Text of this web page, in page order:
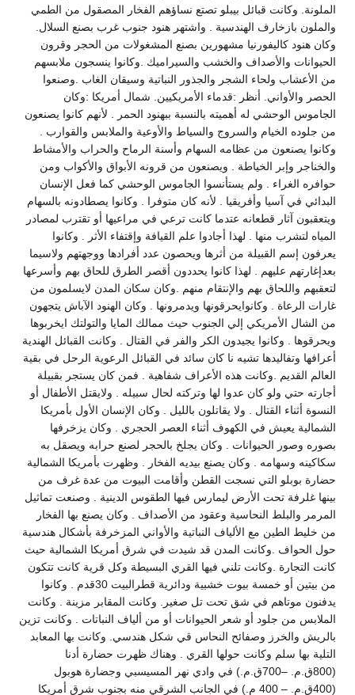
الملونة. وكانت قبائل بيبلو تصتع نساؤهم الفخار المصقول من الطمي
والملون بازخارف الهندسية . واشتهر هنود جنوب غرب بصنع السلال.
وكان هنود كاليفورنيا مشهورين بصنع المشغولات من الحجر وقرون
الحيوانات والأصداف والخشب والسيراميك .وكانوا ينسجون ملابسهم
من الأعشاب ولحاء الشجر والجذور النباتية وسيقان الغاب .وصنعوا
الحصر والأواني. أنظر :قدماء الأمريكيين. شمال أمريكا :وكان
الجاموس الوحشي له أهميته بالنسبة ببهنود الحمر . لأنهم كانوا يصنعون
من جلوده الخيام والسروج والسياط والأوعية والملابس والقوارب .
وكانوا يصنعون من عظامه السهام وأسنة الرماح والحراب والأمشاط
والخناجر وإبر الخياطة . ويصنعون من قرونه الأبواق والأكواب ومن
حوافره الغراء . ولم يستأنسوا الجاموس الوحشي كما فعل الإنسان
البدائي في آسيا وأفريقيا . لأنه كان متوفرا . وكانوا يصطادونه بالسهام
ويتعقبون آثار قطعانه عتدما كانت ترعي في مراعيها أو تقترب لمصادر
المياه لتشرب منها . لهذا أجادوا علم القيافة وإقتفاء الأثر . وكانوا
يعرفون إسم القبيلة من أثرها ويحصون عدد أفرادها ووجهتهم ولاسيما
بعدإغارتهم عليهم . لهذا كانوا يحددون أقصر الطرق للحاق بهم وأسرعها
لتعقبهم واللحاق بهم والإنتقام منهم .وكان سكان المدن لايسلمون من
غارات الرعاة . وكانوايحرقونها ويدمرونها . وكان الهنود الآباش يتجهون
من الشال الأمريكي إلي الجنوب حيث ممالك المايا والتولتك ايخربوها
ويحرقوها . وكانوا يجيدون الكر والفر في القتال . وكانت القبائل الهندية
أعرافها وتفاليدها تشيه نا كان سائد في القبائل الرعوية الرحل في بقية
العالم القديم .وكانت هذه الأعراف شفاهية . فمن كان يستجر بقبيلة
أجارته حتي ولو كان عدوا لها وتركته لحال سبيله . ولايقتل الأطفال أو
النسوة أثناء القتال . ولا يقاتلون بالليل . وكان الإنسان الأول بأمريكا
الشمالية يعيش في الكهوف أثناء العصر الحجري . وكان يزخرفها
بصوره وصور الحيوانات . وكان يجلخ بالحجر لصنع حرابه ويصقل به
سكاكينه وسهامه . وكان يصنع بيديه الفخار . وظهرت بأمريكا الشمالية
حضارة بوبلو التي نسجت القطن وأقامت البيوت من عدة غرف من
بينها غلرفة تحت الأرض ليمارس فيها الطقوس الدينية . وصنعت تماثيل
المرمر والبلط النحاسية وعقود من الأصداف . وكان يصنع بها الفخار
من خليط الطين مع الألياف النباتية والأواني المزخرفة بأشكال هندسية
حول الحواف .وكانت المدن قد شيدت في شرق أمريكا الشمالية حيث
كانت التجارة .وكانت تلني فيها القري البسيطة وكل قرية كانت تتكون
من بيتين أو خمسة بيوت خشبية ودائرية قطرالبيت 30قدم . وكانوا
يدفنون موتاهم في شق تحت تل صغير. وكانت المقابر مزينة . وكانت
الملابس من جلود أو شعر الحيوانات أو من ألياف النباتات . وكانت تزين
بالريش والخرز وصفائح النحاس قي شكل هندسي. وكانت بها المعابد
التلية بها سلم وكانت حولها القري . وهناك ظهرت حضارة أدنا
(800ق.م. –700ق.م.) في وادي نهر المسيسبي وجضارة هوبول
(400ق.م. – 400 م.) في الجانب الشرقي منه بجنوب شرق أمريكا